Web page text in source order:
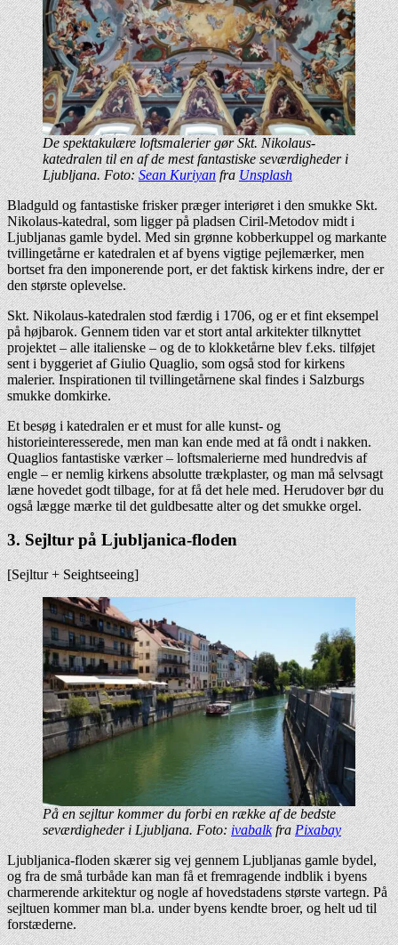
De spektakulære loftsmalerier gør Skt. Nikolaus-
katedralen til en af de mest fantastiske seværdigheder i
Ljubljana. Foto:Sean KuriyanfraUnsplash
Bladguld og fantastiske frisker præger interiøret i den smukke Skt.
Nikolaus-katedral, som ligger på pladsen Ciril-Metodov midt i
Ljubljanas gamle bydel. Med sin grønne kobberkuppel og markante
tvillingetårne er katedralen et af byens vigtige pejlemærker, men
bortset fra den imponerende port, er det faktisk kirkens indre, der er
den største oplevelse.
Skt. Nikolaus-katedralen stod færdig i 1706, og er et fint eksempel
på højbarok. Gennem tiden var et stort antal arkitekter tilknyttet
projektet – alle italienske – og de to klokketårne blev f.eks. tilføjet
sent i byggeriet af Giulio Quaglio, som også stod for kirkens
malerier. Inspirationen til tvillingetårnene skal findes i Salzburgs
smukke domkirke.
Et besøg i katedralen er et must for alle kunst- og
historieinteresserede, men man kan ende med at få ondt i nakken.
Quaglios fantastiske værker – loftsmalerierne med hundredvis af
engle – er nemlig kirkens absolutte trækplaster, og man må selvsagt
læne hovedet godt tilbage, for at få det hele med. Herudover bør du
også lægge mærke til det guldbesatte alter og det smukke orgel.
3.Sejltur på Ljubljanica-floden
[Sejltur + Seightseeing]
På en sejltur kommer du forbi en række af de bedste
seværdigheder i Ljubljana. Foto:ivabalkfraPixabay
Ljubljanica-floden skærer sig vej gennem Ljubljanas gamle bydel,
og fra de små turbåde kan man få et fremragende indblik i byens
charmerende arkitektur og nogle af hovedstadens største vartegn. På
sejltuen kommer man bl.a. under byens kendte broer, og helt ud til
forstæderne.